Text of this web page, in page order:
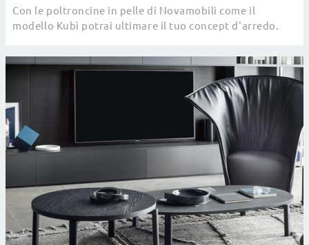
Con le poltroncine in pelle di Novamobili come il
modello Kubì potrai ultimare il tuo concept d'arredo.